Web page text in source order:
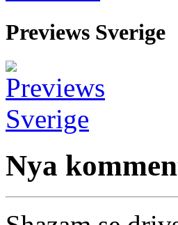
Previews Sverige
Nya